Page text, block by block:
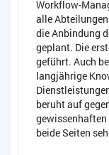
Workflow-
alle
die Anbindung
geplant. Die
geführt. Auch
langjährige
beruht auf
beide Seiten